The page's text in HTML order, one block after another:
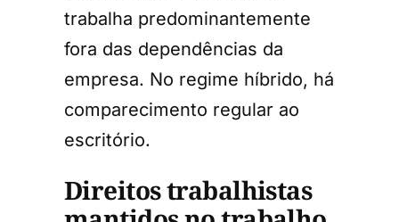
trabalha predominantemente
fora das dependências da
empresa. No regime híbrido, há
comparecimento regular ao
escritório.
Direitos trabalhistas